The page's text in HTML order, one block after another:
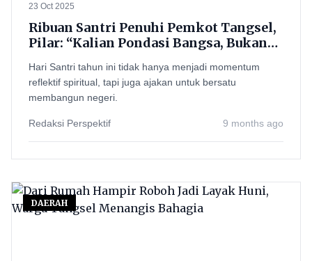
23 Oct 2025
Ribuan Santri Penuhi Pemkot Tangsel,
Pilar: “Kalian Pondasi Bangsa, Bukan
Hari Santri tahun ini tidak hanya menjadi momentum
reflektif spiritual, tapi juga ajakan untuk bersatu
membangun negeri.
Redaksi Perspektif 9 months ago
DAERAH